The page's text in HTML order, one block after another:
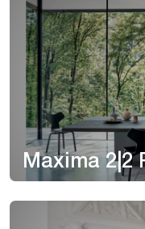
Maxima 2|2